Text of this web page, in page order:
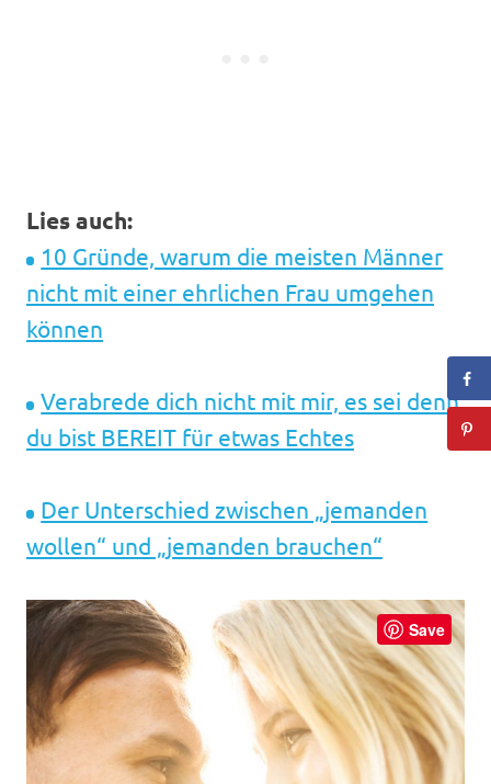
Lies auch:
10 Gründe, warum die meisten Männer
nicht mit einer ehrlichen Frau umgehen
können
Verabrede dich nicht mit mir, es sei denn
du bist BEREIT für etwas Echtes
Der Unterschied zwischen „jemanden
wollen“ und „jemanden brauchen“
Save